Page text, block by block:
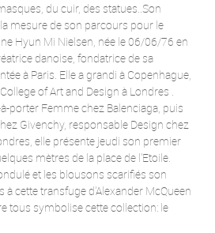
du cuir, des statues..Son
mesure de son parcours pour le
Hyun Mi Nielsen, née le 06/06/76 en
danoise, fondatrice de sa
à Paris. Elle a grandi à Copenhague,
of Art and Design à Londres .
porter Femme chez Balenciaga, puis
Givenchy, responsable Design chez
elle présente jeudi son premier
mètres de la place de l'Etoile.
et les blousons scarifiés son
à cette transfuge d'Alexander McQueen
tous symbolise cette collection: le